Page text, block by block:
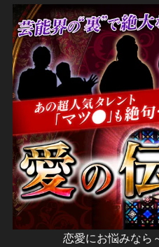
恋愛にお悩みなら